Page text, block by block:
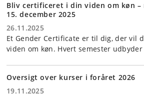
Bliv certificeret i din viden om køn
15. december 2025
26.11.2025
Et Gender Certificate er til dig, der vil
viden om køn. Hvert semester udbyder
Oversigt over kurser i foråret 2026
19.11.2025